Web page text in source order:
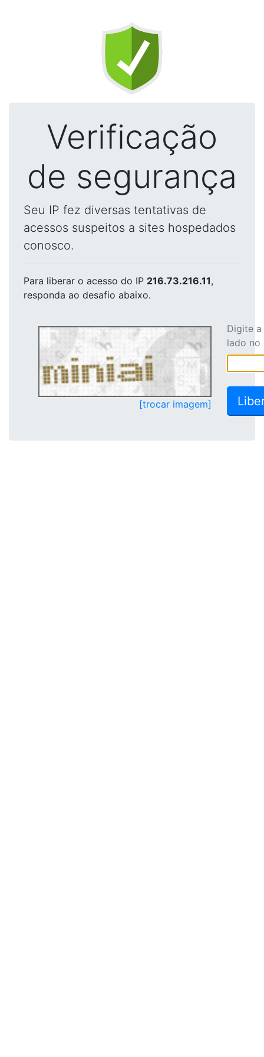
Verificação
de segurança
Seu IP fez diversas tentativas de
acessos suspeitos a sites hospedados
conosco.
Para liberar o acesso do IP 216.73.216.11,
responda ao desafio abaixo.
[trocar imagem]
Digite
lado no